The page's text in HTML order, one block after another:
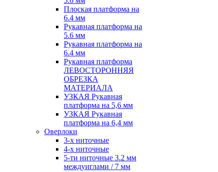
Плоская платформа на
6.4 мм
Рукавная платформа на
5.6 мм
Рукавная платформа на
6.4 мм
Рукавная платформа
ЛЕВОСТОРОННЯЯ
ОБРЕЗКА
МАТЕРИАЛА
УЗКАЯ Рукавная
платформа на 5,6 мм
УЗКАЯ Рукавная
платформа на 6,4 мм
Оверлоки
3-х ниточные
4-х ниточные
5-ти ниточные 3.2 мм
междуиглами / 7 мм